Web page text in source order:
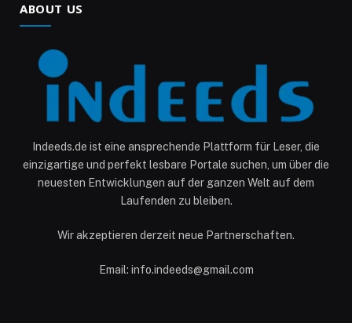
ABOUT US
Indeeds.de ist eine ansprechende Plattform für Leser, die
einzigartige und perfekt lesbare Portale suchen, um über die
neuesten Entwicklungen auf der ganzen Welt auf dem
Laufenden zu bleiben.
Wir akzeptieren derzeit neue Partnerschaften.
Email: info.indeeds@gmail.com